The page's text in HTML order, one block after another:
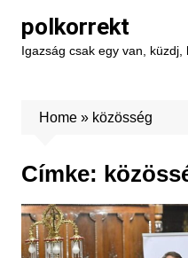
content
polkorrekt
Igazság csak egy van, küzdj,
Home» közösség
Címke: